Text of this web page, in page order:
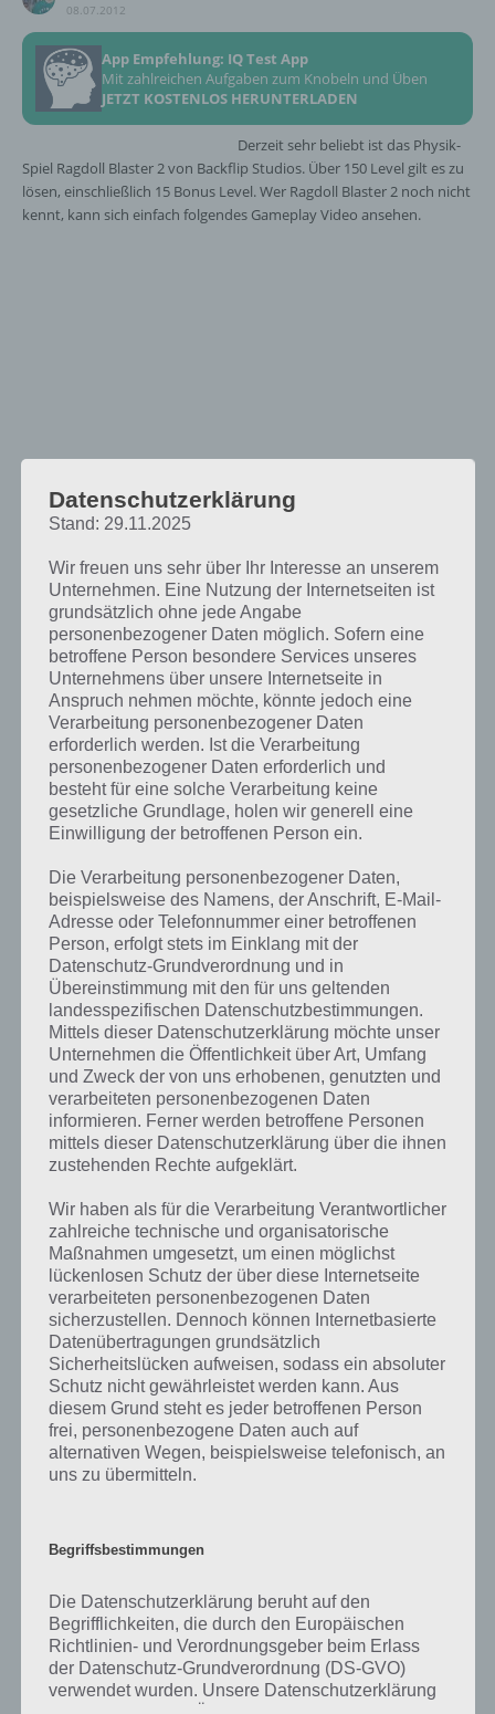
08.07.2012
App Empfehlung: IQ Test App
Mit zahlreichen Aufgaben zum Knobeln und Üben
JETZT KOSTENLOS HERUNTERLADEN
Derzeit sehr beliebt ist das Physik-
Spiel Ragdoll Blaster 2 von Backflip Studios. Über 150 Level gilt es zu
lösen, einschließlich 15 Bonus Level. Wer Ragdoll Blaster 2 noch nicht
kennt, kann sich einfach folgendes Gameplay Video ansehen.
Ragdoll Blaster 2 ist für Einsteiger nicht ganz so einfach, doch mit
folgenden Tutorial sollte das ganze schon wesentlich leichter werden
Radoll Blaster 2 lösen. Die Lösungen und Walkthrough Videos zu den
einzelnen Levels wird es schon bald hier geben.
Hier vorarb schonmal das Tutorial zu Ragdoll Blaster 2:
Auf WhatsApp teilen Teilen auf Facebook
Tweet auf Twitter
Datenschutzerklärung
Stand: 29.11.2025
Wir freuen uns sehr über Ihr Interesse an unserem
Unternehmen. Eine Nutzung der Internetseiten ist
grundsätzlich ohne jede Angabe
personenbezogener Daten möglich. Sofern eine
betroffene Person besondere Services unseres
Unternehmens über unsere Internetseite in
Anspruch nehmen möchte, könnte jedoch eine
Verarbeitung personenbezogener Daten
erforderlich werden. Ist die Verarbeitung
personenbezogener Daten erforderlich und
besteht für eine solche Verarbeitung keine
gesetzliche Grundlage, holen wir generell eine
Einwilligung der betroffenen Person ein.
Die Verarbeitung personenbezogener Daten,
beispielsweise des Namens, der Anschrift, E-Mail-
Adresse oder Telefonnummer einer betroffenen
Person, erfolgt stets im Einklang mit der
Datenschutz-Grundverordnung und in
Übereinstimmung mit den für uns geltenden
landesspezifischen Datenschutzbestimmungen.
Mittels dieser Datenschutzerklärung möchte unser
Unternehmen die Öffentlichkeit über Art, Umfang
und Zweck der von uns erhobenen, genutzten und
verarbeiteten personenbezogenen Daten
informieren. Ferner werden betroffene Personen
mittels dieser Datenschutzerklärung über die ihnen
zustehenden Rechte aufgeklärt.
Wir haben als für die Verarbeitung Verantwortlicher
zahlreiche technische und organisatorische
Maßnahmen umgesetzt, um einen möglichst
lückenlosen Schutz der über diese Internetseite
verarbeiteten personenbezogenen Daten
sicherzustellen. Dennoch können Internetbasierte
Datenübertragungen grundsätzlich
Sicherheitslücken aufweisen, sodass ein absoluter
Schutz nicht gewährleistet werden kann. Aus
diesem Grund steht es jeder betroffenen Person
frei, personenbezogene Daten auch auf
alternativen Wegen, beispielsweise telefonisch, an
uns zu übermitteln.
Begriffsbestimmungen
Die Datenschutzerklärung beruht auf den
Begrifflichkeiten, die durch den Europäischen
Richtlinien- und Verordnungsgeber beim Erlass
der Datenschutz-Grundverordnung (DS-GVO)
verwendet wurden. Unsere Datenschutzerklärung